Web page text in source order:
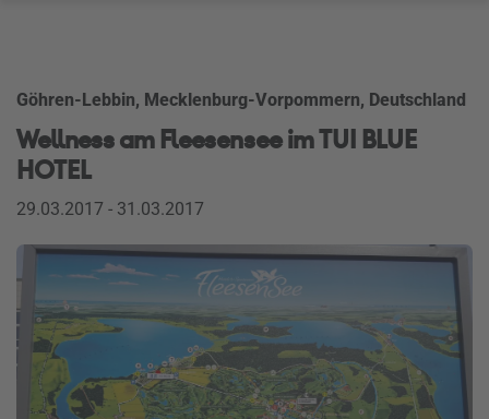
Göhren-Lebbin, Mecklenburg-Vorpommern, Deutschland
Wellness am Fleesensee im TUI BLUE
HOTEL
29.03.2017 - 31.03.2017